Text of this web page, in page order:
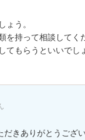
ょう。
を持って相談してく
てもらうといいでし
きありがとうござい